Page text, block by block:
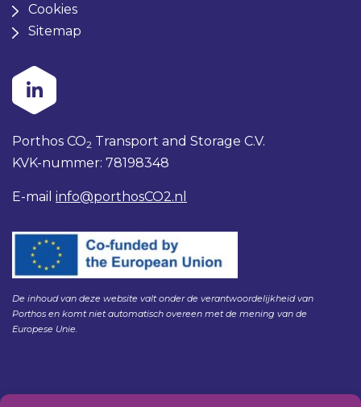
Cookies
Sitemap
Porthos CO2 Transport and Storage C.V.
KVK-nummer: 78198348
E-mail info@porthosCO2.nl
De inhoud van deze website valt onder de verantwoordelijkheid van
Porthos en komt niet automatisch overeen met de mening van de
Europese Unie.